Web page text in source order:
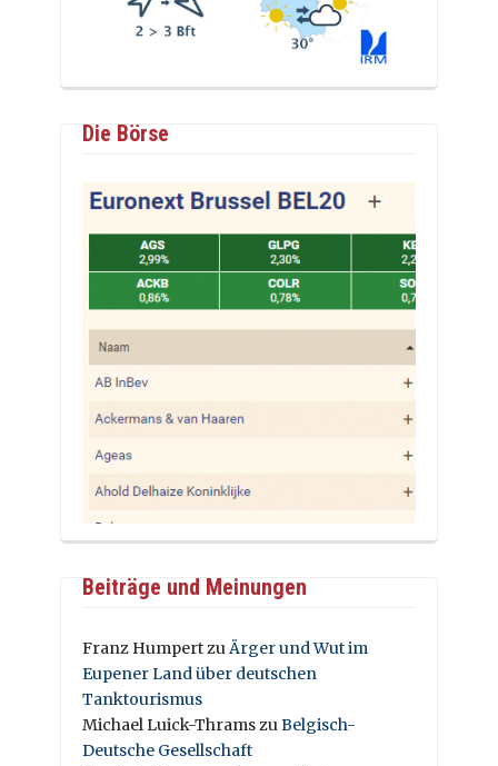
Die Börse
Beiträge und Meinungen
Franz HumpertzuÄrger und Wut im
Eupener Land über deutschen
Tanktourismus
Michael Luick-ThramszuBelgisch-
Deutsche Gesellschaft